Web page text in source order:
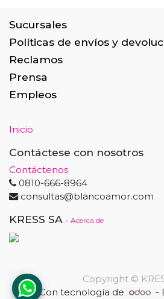
Sucursales
Políticas de envíos y
Reclamos
Prensa
Empleos
Inicio
Contáctese con nosotros
Contáctenos
0810-666-8964
consultas@blancoamor.com
KRESS SA - Acerca de
Copyright ©
Con tecnología de
-